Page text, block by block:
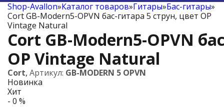
Shop-Avallon»Каталог товаров»Гитары»Бас-гитары»
Cort GB-Modern5-OPVN бас-гитара 5 струн, цвет OP
Vintage Natural
Cort GB-Modern5-OPVN
OP Vintage Natural
Cort, Артикул: GB-MODERN 5 OPVN
Новинка
Хит
- 0 %